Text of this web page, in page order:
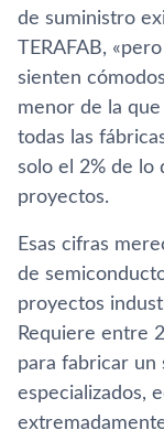
de suministro
TERAFAB,
sienten
menor de la que
todas las
solo el 2% de lo
proyectos.
Esas cifras
de
proyectos
Requiere entre
para fabricar un
especializados,